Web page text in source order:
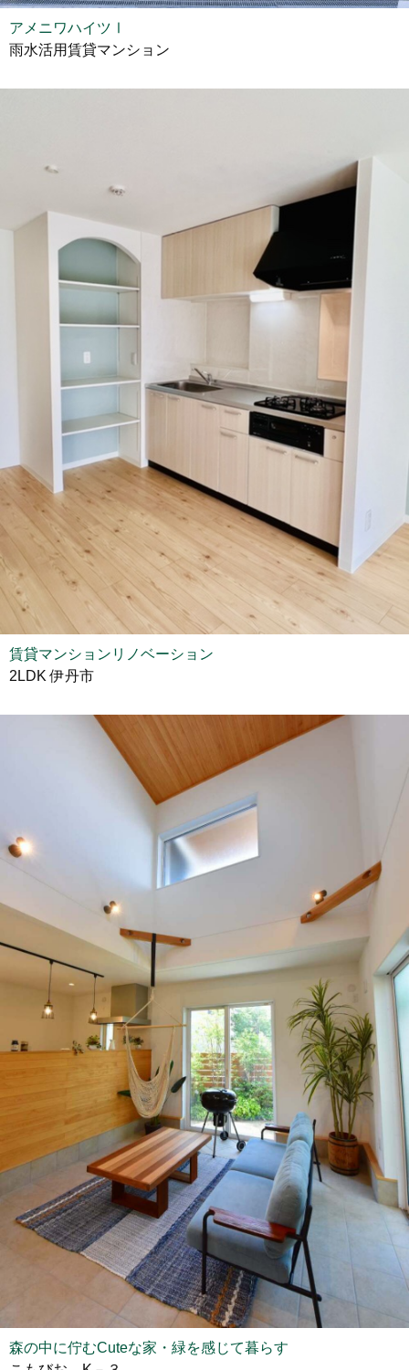
アメニワハイツⅠ
雨水活用賃貸マンション
賃貸マンションリノベーション
2LDK 伊丹市
森の中に佇むCuteな家・緑を感じて暮らす